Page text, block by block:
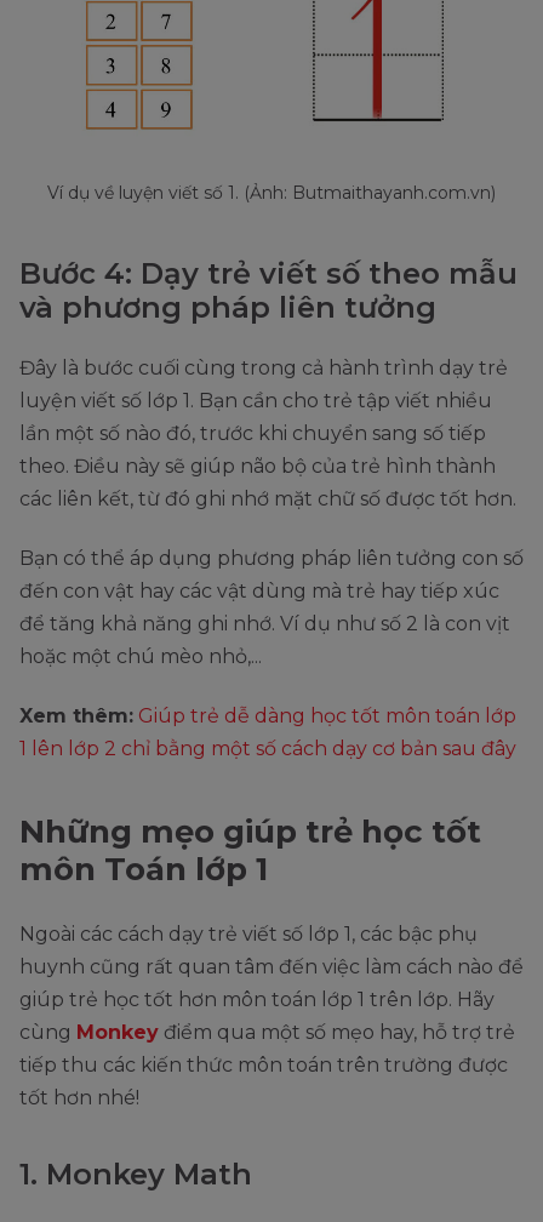
Ví dụ về luyện viết số 1. (Ảnh: Butmaithayanh.com.vn)
Bước 4: Dạy trẻ viết số theo mẫu
và phương pháp liên tưởng
Đây là bước cuối cùng trong cả hành trình dạy trẻ
luyện viết số lớp 1. Bạn cần cho trẻ tập viết nhiều
lần một số nào đó, trước khi chuyển sang số tiếp
theo. Điều này sẽ giúp não bộ của trẻ hình thành
các liên kết, từ đó ghi nhớ mặt chữ số được tốt hơn.
Bạn có thể áp dụng phương pháp liên tưởng con số
đến con vật hay các vật dùng mà trẻ hay tiếp xúc
để tăng khả năng ghi nhớ. Ví dụ như số 2 là con vịt
hoặc một chú mèo nhỏ,...
Xem thêm: Giúp trẻ dễ dàng học tốt môn toán lớp
1 lên lớp 2 chỉ bằng một số cách dạy cơ bản sau đây
Những mẹo giúp trẻ học tốt
môn Toán lớp 1
Ngoài các cách dạy trẻ viết số lớp 1, các bậc phụ
huynh cũng rất quan tâm đến việc làm cách nào để
giúp trẻ học tốt hơn môn toán lớp 1 trên lớp. Hãy
cùng Monkey điểm qua một số mẹo hay, hỗ trợ trẻ
tiếp thu các kiến thức môn toán trên trường được
tốt hơn nhé!
1. Monkey Math